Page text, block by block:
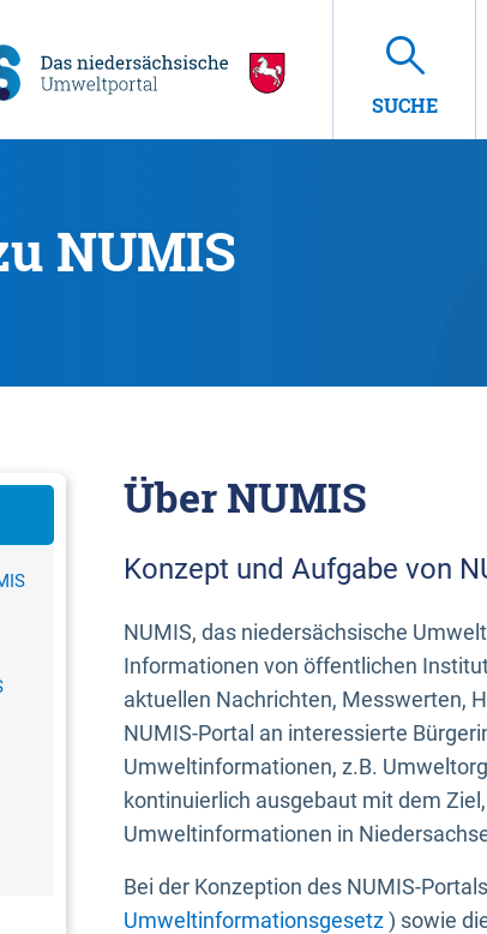
SUCHE
NUMIS
Über NUMIS
Konzept und Aufgabe von
NUMIS, das niedersächsische
Informationen von öffentlichen
aktuellen Nachrichten, Messwerten,
NUMIS-Portal an interessierte
Umweltinformationen, z.B.
kontinuierlich ausgebaut mit dem
Umweltinformationen in
Bei der Konzeption des NUMIS-
Umweltinformationsgesetz) sowie